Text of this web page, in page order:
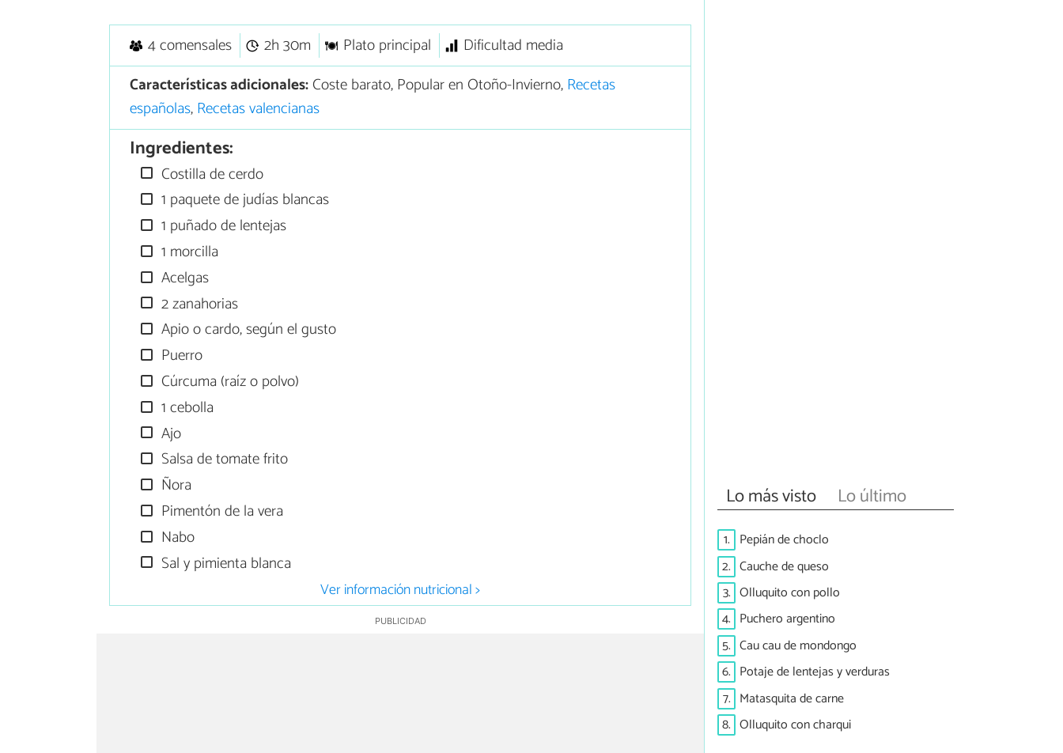
4 comensales 2h 30m Plato principal
Dificultad media
Características adicionales:Coste barato, Popular en Otoño-Invierno,Recetas
españolas,Recetas valencianas
Ingredientes:
Costilla de cerdo
1 paquete de judías blancas
1 puñado de lentejas
1 morcilla
Acelgas
2 zanahorias
Apio o cardo, según el gusto
Puerro
Cúrcuma (raíz o polvo)
1 cebolla
Ajo
Salsa de tomate frito
Ñora
Pimentón de la vera
Nabo
Sal y pimienta blanca
Ver información nutricional >
Lo más visto Lo último
1. Pepián de choclo
2. Cauche de queso
3. Olluquito con pollo
4. Puchero argentino
5. Cau cau de mondongo
6. Potaje de lentejas y verduras
7. Matasquita de carne
8. Olluquito con charqui